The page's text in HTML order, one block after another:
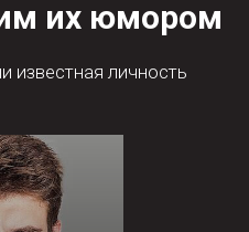
их юмором
известная личность